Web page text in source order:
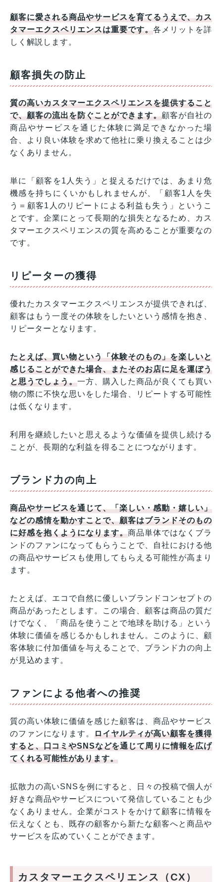
顧客に愛される商品やサービスを育てるうえで、カス
タマーエクスペリエンスは重要です。各メリットを詳
しく解説します。
顧客損失の防止
質の高いカスタマーエクスペリエンスを提供すること
で、顧客の流出を防ぐことができます。顧客が自社の
商品やサービスを通じた体験に満足できなかった場
合、より良い体験を求めて他社に乗り換えることは少
なくありません。
単に「顧客を1人失う」と捉えるだけでは、あまり危
機感を持ちにくいかもしれませんが、「顧客1人を失
う＝顧客1人のリピートによる利益も失う」というこ
とです。企業にとって長期的な損失となるため、カス
タマーエクスペリエンスの質を高めることが重要なの
です。
リピーターの獲得
優れたカスタマーエクスペリエンスが提供できれば、
顧客はもう一度その体験をしたいという感情を抱き、
リピーターとなります。
たとえば、買い物という「体験そのもの」を楽しいと
感じることができた場合、またそのお店に足を運ぼう
と思うでしょう。一方、購入した商品が良くても買い
物の際に不快な思いをした場合、リピートする可能性
は低くなります。
利用を継続したいと思えるような価値を提供し続ける
ことが、長期的な利益を得ることにつながります。
ブランド力の向上
商品やサービスを通じて、「楽しい・感動・嬉しい」
などの感情を動かすことで、顧客はブランドそのもの
に好感を抱くようになります。商品単体ではなくブラ
ンドのファンになってもらうことで、自社における他
の商品やサービスも使用してもらえる可能性が高まり
ます。
たとえば、エコで自然に優しいブランドコンセプトの
商品があったとします。この場合、顧客は商品の質だ
けでなく、「商品を使うことで地球を助ける」という
体験に価値を感じるかもしれません。このように、顧
客体験に付加価値を与えることで、ブランド力の向上
が見込めます。
ファンによる他者への推奨
質の高い体験に価値を感じた顧客は、商品やサービス
のファンになります。ロイヤルティが高い顧客を獲得
すると、口コミやSNSなどを通じて周りに情報を広げ
てくれる可能性があります。
拡散力の高いSNSを例にすると、日々の投稿で個人が
好きな商品やサービスについて発信していることも少
なくありません。企業がコストをかけて顧客に情報を
伝えなくとも、既存の顧客から新たな顧客へと商品や
サービスを広めていくことができます。
カスタマーエクスペリエンス（CX）